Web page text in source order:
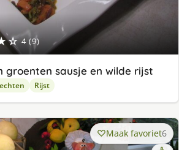
4 (9)
groenten sausje en wilde rijst
Rijst
Maak favoriet6